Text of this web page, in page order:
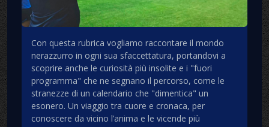
Con questa rubrica vogliamo raccontare il mondo
nerazzurro in ogni sua sfaccettatura, portandovi a
scoprire anche le curiosità più insolite e i "fuori
programma" che ne segnano il percorso, come le
stranezze di un calendario che "dimentica" un
esonero. Un viaggio tra cuore e cronaca, per
conoscere da vicino l’anima e le vicende più